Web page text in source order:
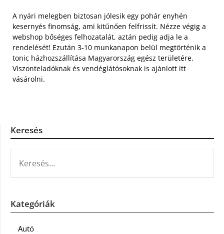
A nyári melegben biztosan jólesik egy pohár enyhén
kesernyés finomság, ami kitűnően felfrissít. Nézze végig a
webshop bőséges felhozatalát, aztán pedig adja le a
rendelését! Ezután 3-10 munkanapon belül megtörténik a
tonic házhozszállítása Magyarország egész területére.
Viszonteladóknak és vendéglátósoknak is ajánlott itt
vásárolni.
Keresés
Kategóriák
Autó